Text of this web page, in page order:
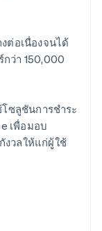
ต่อเนื่องจนได้
ว่า 150,000
โซลูชันการชำระ
เพื่อมอบ
งวลให้แก่ผู้ใช้